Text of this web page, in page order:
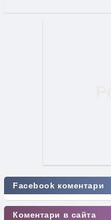
Facebook коментари
Коментари в сайта